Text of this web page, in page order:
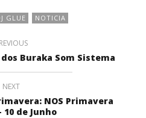
GLUE NOTICIA
Buraka Som Sistema
NEXT
NOS Primavera
10 de Junho